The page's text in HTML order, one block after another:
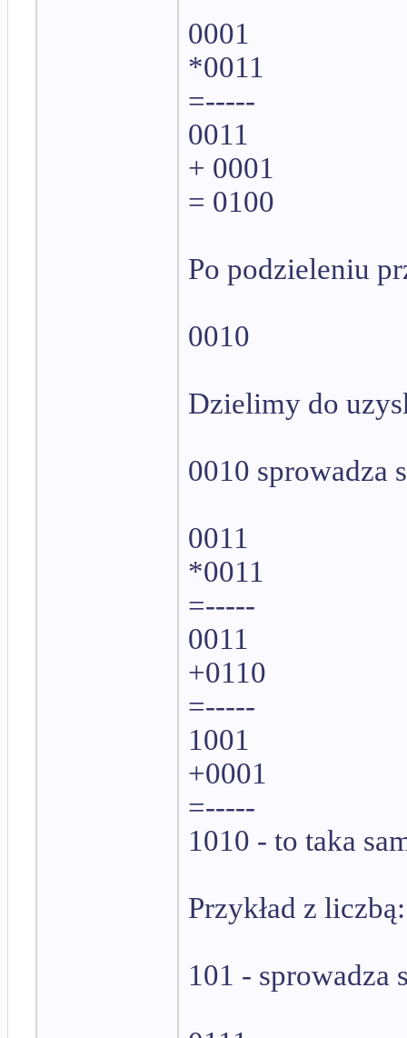
0001
*0011
=-----
0011
+ 0001
= 0100
Po podzieleniu
0010
Dzielimy do
0010 sprowadza
0011
*0011
=-----
0011
+0110
=-----
1001
+0001
=-----
1010 - to taka
Przykład z liczbą:
101 - sprowadza